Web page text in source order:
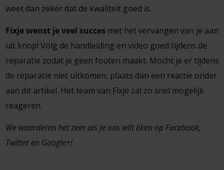
weet dan zeker dat de kwaliteit goed is.
Fixje wenst je veel succes met het vervangen van je aan
uit knop! Volg de handleiding en video goed tijdens de
reparatie zodat je geen fouten maakt. Mocht je er tijdens
de reparatie niet uitkomen, plaats dan een reactie onder
aan dit artikel. Het team van Fixje zal zo snel mogelijk
reageren.
We waarderen het zeer als je ons wilt liken op Facebook,
Twitter en Google+!